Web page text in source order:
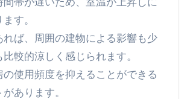
す。
ば、周囲の建物による影響も少
較的涼しく感じられます。
の使用頻度を抑えることができる
あります。